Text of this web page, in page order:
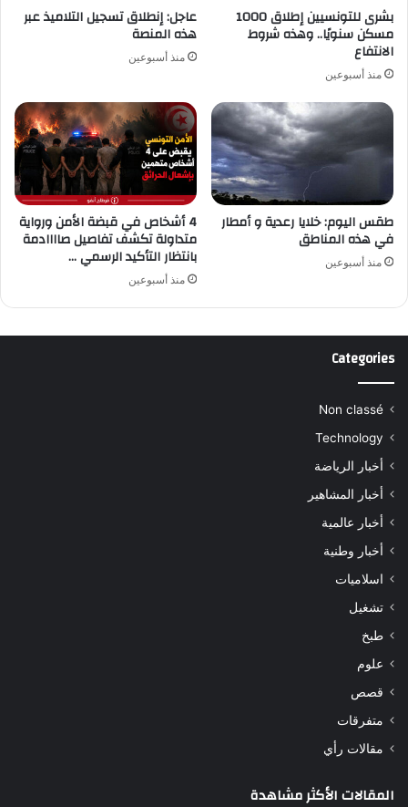
بشرى للتونسيين إطلاق 1000
مسكن سنويًا.. وهذه شروط
الانتفاع
منذ أسبوعين
عاجل: إنطلاق تسجيل التلاميذ عبر
هذه المنصة
منذ أسبوعين
طقس اليوم: خلايا رعدية و أمطار
في هذه المناطق
منذ أسبوعين
4 أشخاص في قبضة الأمن ورواية
متداولة تكشف تفاصيل صاااادمة
بانتظار التأكيد الرسمي …
منذ أسبوعين
Categories
Non classé
Technology
أخبار الرياضة
أخبار المشاهير
أخبار عالمية
أخبار وطنية
اسلاميات
تشغيل
طبخ
علوم
قصص
متفرقات
مقالات رأي
المقالات الأكثر مشاهدة